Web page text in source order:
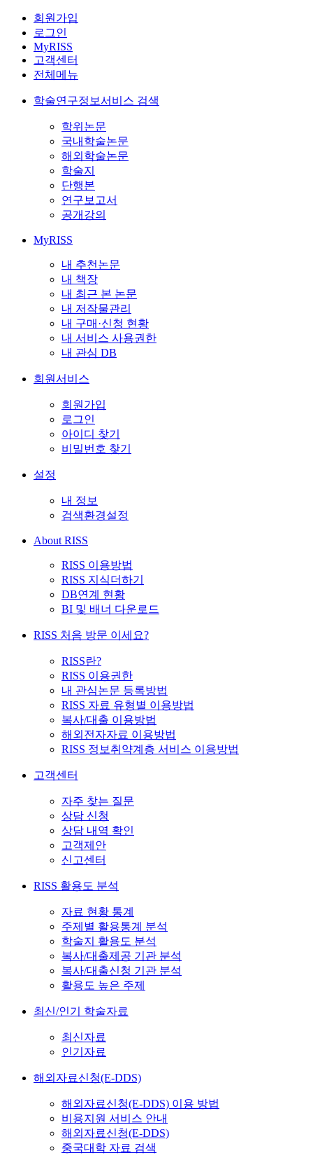
회원가입
로그인
MyRISS
고객센터
전체메뉴
학술연구정보서비스 검색
학위논문
국내학술논문
해외학술논문
학술지
단행본
연구보고서
공개강의
MyRISS
내 추천논문
내 책장
내 최근 본 논문
내 저작물관리
내 구매·신청 현황
내 서비스 사용권한
내 관심 DB
회원서비스
회원가입
로그인
아이디 찾기
비밀번호 찾기
설정
내 정보
검색환경설정
About RISS
RISS 이용방법
RISS 지식더하기
DB연계 현황
BI 및 배너 다운로드
RISS 처음 방문 이세요?
RISS란?
RISS 이용권한
내 관심논문 등록방법
RISS 자료 유형별 이용방법
복사/대출 이용방법
해외전자자료 이용방법
RISS 정보취약계층 서비스 이용방법
고객센터
자주 찾는 질문
상담 신청
상담 내역 확인
고객제안
신고센터
RISS 활용도 분석
자료 현황 통계
주제별 활용통계 분석
학술지 활용도 분석
복사/대출제공 기관 분석
복사/대출신청 기관 분석
활용도 높은 주제
최신/인기 학술자료
최신자료
인기자료
해외자료신청(E-DDS)
해외자료신청(E-DDS) 이용 방법
비용지원 서비스 안내
해외자료신청(E-DDS)
중국대학 자료 검색